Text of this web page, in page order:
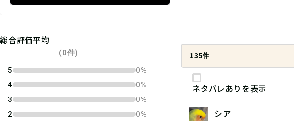
総合評価平均
(0件)
5
0%
4
0%
3
0%
2
0%
135件
ネタバレありを表示
シア